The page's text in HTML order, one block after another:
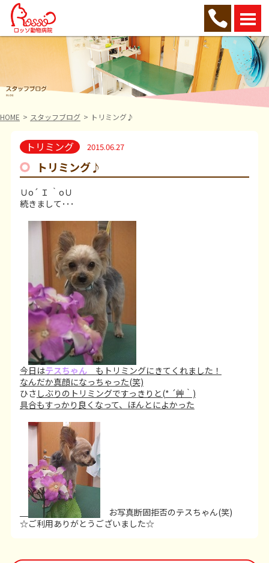
HOME スタッフブログ トリミング♪
トリミング 2015.06.27
トリミング♪
Ｕo´ Ｉ ｀oＵ
続きまして･･･
今日はテスちゃん もトリミングにきてくれました！
なんだか真顔になっちゃった(笑)
ひさ しぶりのトリミングですっきりと(* ´艸｀)
具合もすっかり良くなって、ほんとによかった
お写真断固拒否のテスちゃん(笑)
☆ご利用ありがとうございました☆